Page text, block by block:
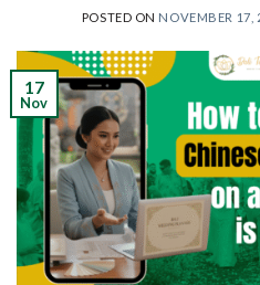
POSTED ON NOVEMBER 17,
17
Nov